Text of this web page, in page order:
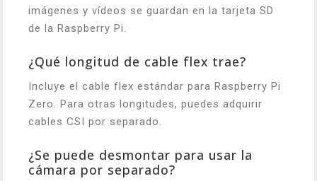
imágenes y vídeos se guardan en la tarjeta SD
de la Raspberry Pi.
¿Qué longitud de cable flex trae?
Incluye el cable flex estándar para Raspberry Pi
Zero. Para otras longitudes, puedes adquirir
cables CSI por separado.
¿Se puede desmontar para usar la
cámara por separado?